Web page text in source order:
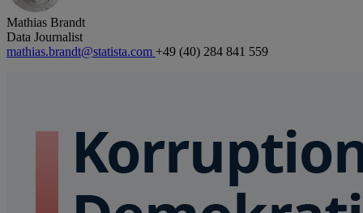
Mathias Brandt
Data Journalist
mathias.brandt@statista.com +49 (40) 284 841 559